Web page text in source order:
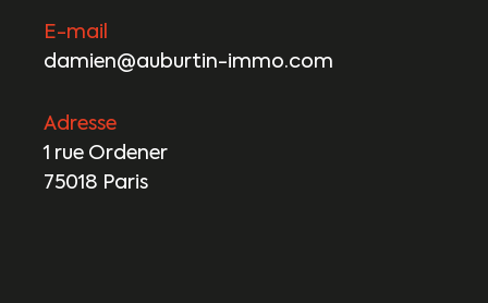
E-mail
damien@auburtin-immo.com
Adresse
1 rue Ordener
75018 Paris